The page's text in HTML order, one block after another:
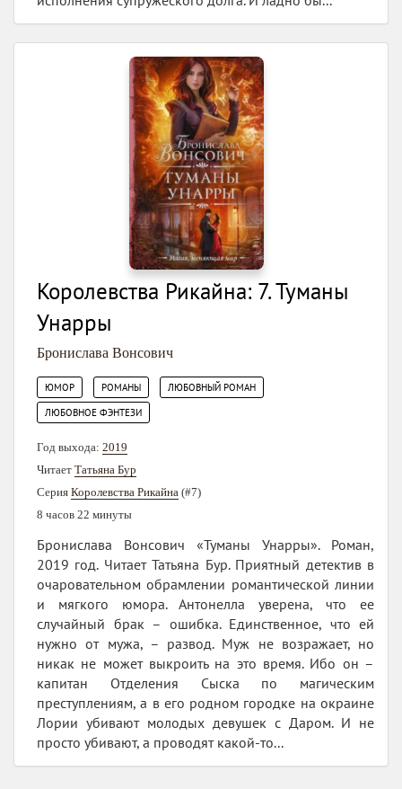
Королевства Рикайна: 7. Туманы
Унарры
Бронислава Вонсович
ЮМОР РОМАНЫ ЛЮБОВНЫЙ РОМАН
ЛЮБОВНОЕ ФЭНТЕЗИ
Год выхода: 2019
Читает Татьяна Бур
Серия Королевства Рикайна (#7)
8 часов 22 минуты
Бронислава Вонсович «Туманы Унарры». Роман,
2019 год. Читает Татьяна Бур. Приятный детектив в
очаровательном обрамлении романтической линии
и мягкого юмора. Антонелла уверена, что ее
случайный брак – ошибка. Единственное, что ей
нужно от мужа, – развод. Муж не возражает, но
никак не может выкроить на это время. Ибо он –
капитан Отделения Сыска по магическим
преступлениям, а в его родном городке на окраине
Лории убивают молодых девушек с Даром. И не
просто убивают, а проводят какой-то...